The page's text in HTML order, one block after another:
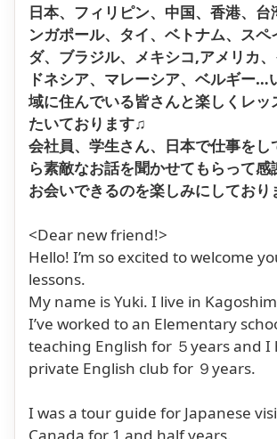
日本、フィリピン、中国、香港、台
ンガポール、タイ、ベトナム、スペ
ダ、ブラジル、メキシコ,アメリカ
ドネシア、マレーシア、ベルギー…
域に住んでいる皆さんと楽しくレッ
たいております♫
会社員、学生さん、日本で仕事をし
ら素敵なお話を聞かせてもらって感
お会いできるのを楽しみにしており
<Dear new friend!>
Hello! I’m so excited to welcome
lessons.
My name is Yuki. I live in
I’ve worked to an Elementary
teaching English for ５years and I
private English club for ９years.
I was a tour guide for Japanese
Canada for 1 and half years.